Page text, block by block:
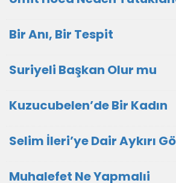
Bir Anı, Bir Tespit
Suriyeli Başkan Olur mu
Kuzucubelen’de Bir Kadın
Selim İleri’ye Dair Aykırı
Muhalefet Ne Yapmalıi